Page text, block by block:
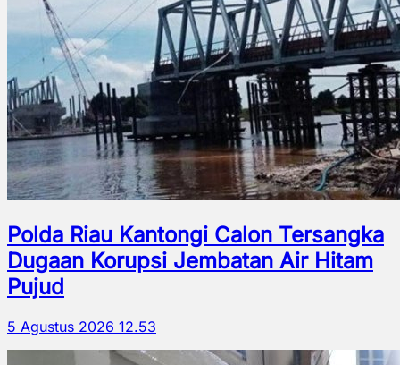
Polda Riau Kantongi Calon Tersangka
Dugaan Korupsi Jembatan Air Hitam
Pujud
5 Agustus 2026 12.53